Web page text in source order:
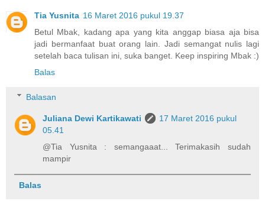
Tia Yusnita 16 Maret 2016 pukul 19.37
Betul Mbak, kadang apa yang kita anggap biasa aja bisa
jadi bermanfaat buat orang lain. Jadi semangat nulis lagi
setelah baca tulisan ini, suka banget. Keep inspiring Mbak :)
Balas
Balasan
Juliana Dewi Kartikawati
17 Maret 2016 pukul
05.41
@Tia Yusnita : semangaaat... Terimakasih sudah
mampir
Balas